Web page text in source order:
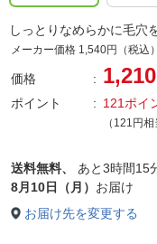
しっとりなめらかに毛
メーカー価格 1,540円（税込
価格
ポイント 121ポイ
（121円相
送料無料、 あと3時間15
8月10日（月） お届け
お届け先を変更する